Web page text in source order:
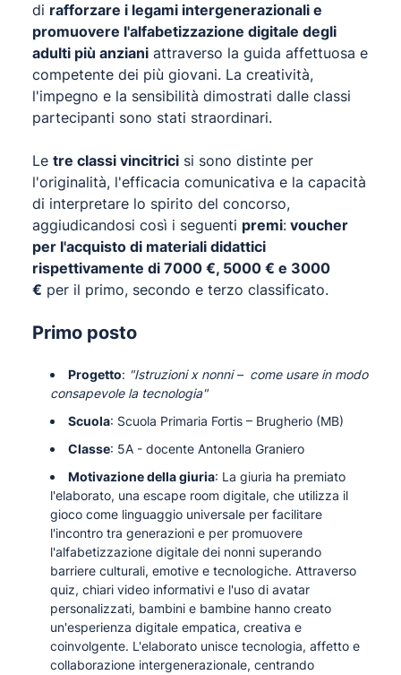
di rafforzare i legami intergenerazionali e
promuovere l'alfabetizzazione digitale degli
adulti più anziani attraverso la guida affettuosa e
competente dei più giovani. La creatività,
l'impegno e la sensibilità dimostrati dalle classi
partecipanti sono stati straordinari.
Le tre classi vincitrici si sono distinte per
l'originalità, l'efficacia comunicativa e la capacità
di interpretare lo spirito del concorso,
aggiudicandosi così i seguenti premi: voucher
per l'acquisto di materiali didattici
rispettivamente di 7000 €, 5000 € e 3000
€ per il primo, secondo e terzo classificato.
Primo posto
Progetto: "Istruzioni x nonni – come usare in modo
consapevole la tecnologia"
Scuola: Scuola Primaria Fortis – Brugherio (MB)
Classe: 5A - docente Antonella Graniero
Motivazione della giuria: La giuria ha premiato
l'elaborato, una escape room digitale, che utilizza il
gioco come linguaggio universale per facilitare
l'incontro tra generazioni e per promuovere
l'alfabetizzazione digitale dei nonni superando
barriere culturali, emotive e tecnologiche. Attraverso
quiz, chiari video informativi e l'uso di avatar
personalizzati, bambini e bambine hanno creato
un'esperienza digitale empatica, creativa e
coinvolgente. L'elaborato unisce tecnologia, affetto e
collaborazione intergenerazionale, centrando